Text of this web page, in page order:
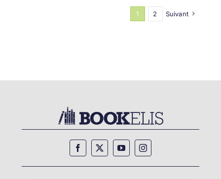
1 2 Suivant